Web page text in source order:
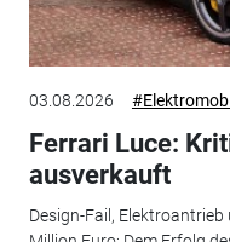
03.08.2026
Ferrari Luce:
ausverkauft
Design-Fail,